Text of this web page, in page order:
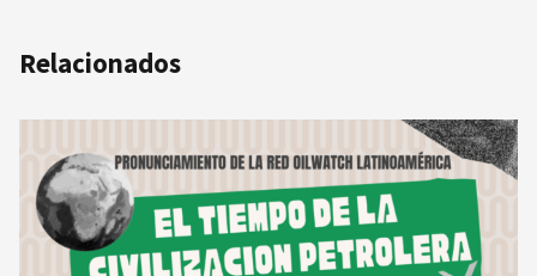
Relacionados